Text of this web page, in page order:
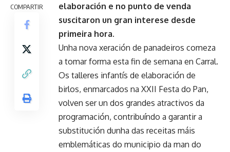
COMPARTIR
elaboración e no punto de venda
suscitaron un gran interese desde
primeira hora.
Unha nova xeración de panadeiros comeza
a tomar forma esta fin de semana en Carral.
Os talleres infantís de elaboración de
birlos, enmarcados na XXII Festa do Pan,
volven ser un dos grandes atractivos da
programación, contribuíndo a garantir a
substitución dunha das receitas máis
emblemáticas do municipio da man do